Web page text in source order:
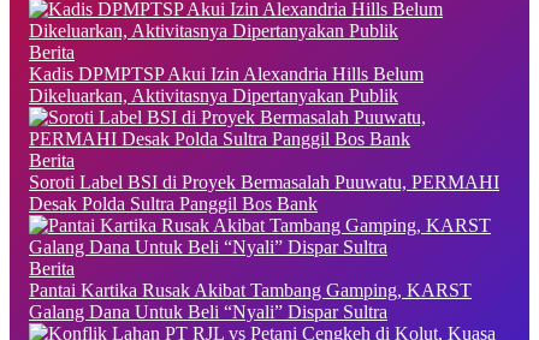
Berita
Kadis DPMPTSP Akui Izin Alexandria Hills Belum
Dikeluarkan, Aktivitasnya Dipertanyakan Publik
Berita
Soroti Label BSI di Proyek Bermasalah Puuwatu, PERMAHI
Desak Polda Sultra Panggil Bos Bank
Berita
Pantai Kartika Rusak Akibat Tambang Gamping, KARST
Galang Dana Untuk Beli “Nyali” Dispar Sultra